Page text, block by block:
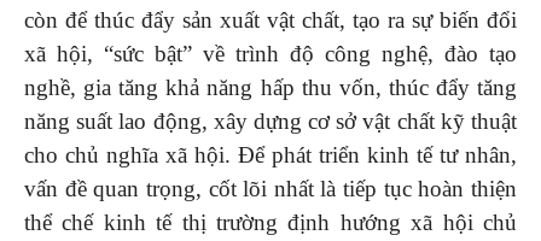
còn để thúc đẩy sản xuất vật chất, tạo ra sự biến đổi
xã hội, “sức bật” về trình độ công nghệ, đào tạo
nghề, gia tăng khả năng hấp thu vốn, thúc đẩy tăng
năng suất lao động, xây dựng cơ sở vật chất kỹ thuật
cho chủ nghĩa xã hội. Để phát triển kinh tế tư nhân,
vấn đề quan trọng, cốt lõi nhất là tiếp tục hoàn thiện
thể chế kinh tế thị trường định hướng xã hội chủ